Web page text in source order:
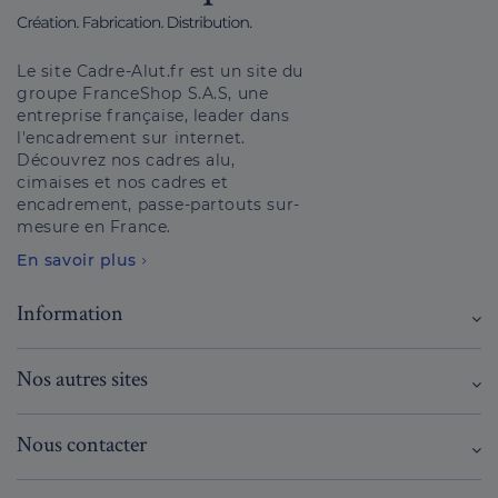
Le site Cadre-Alut.fr est un site du
groupe FranceShop S.A.S, une
entreprise française, leader dans
l'encadrement sur internet.
Découvrez nos cadres alu,
cimaises et nos cadres et
encadrement, passe-partouts sur-
mesure en France.
En savoir plus
Information
Nos autres sites
Nous contacter